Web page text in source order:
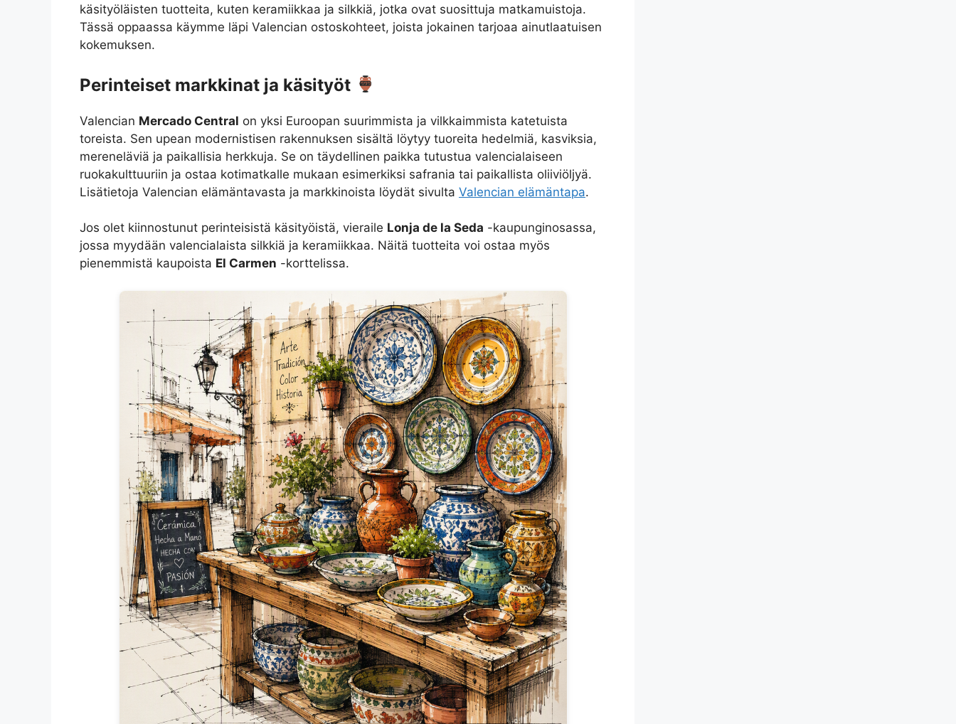
käsityöläisten tuotteita, kuten keramiikkaa ja silkkiä, jotka ovat suosittuja matkamuistoja.
Tässä oppaassa käymme läpi Valencian ostoskohteet, joista jokainen tarjoaa ainutlaatuisen
kokemuksen.
Perinteiset markkinat ja käsityöt
Valencian Mercado Central on yksi Euroopan suurimmista ja vilkkaimmista katetuista
toreista. Sen upean modernistisen rakennuksen sisältä löytyy tuoreita hedelmiä, kasviksia,
mereneläviä ja paikallisia herkkuja. Se on täydellinen paikka tutustua valencialaiseen
ruokakulttuuriin ja ostaa kotimatkalle mukaan esimerkiksi safrania tai paikallista oliiviöljyä.
Lisätietoja Valencian elämäntavasta ja markkinoista löydät sivulta Valencian elämäntapa.
Jos olet kiinnostunut perinteisistä käsityöistä, vieraile Lonja de la Seda -kaupunginosassa,
jossa myydään valencialaista silkkiä ja keramiikkaa. Näitä tuotteita voi ostaa myös
pienemmistä kaupoista El Carmen -korttelissa.